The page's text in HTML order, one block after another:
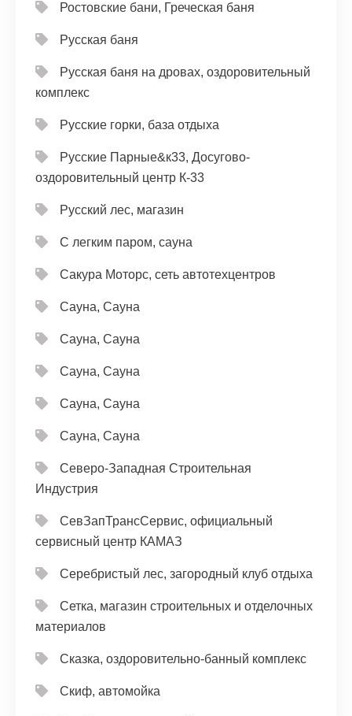
Ростовские бани, Греческая баня
Русская баня
Русская баня на дровах, оздоровительный
комплекс
Русские горки, база отдыха
Русские Парные&к33, Досугово-
оздоровительный центр К-33
Русский лес, магазин
С легким паром, сауна
Сакура Моторс, сеть автотехцентров
Сауна, Сауна
Сауна, Сауна
Сауна, Сауна
Сауна, Сауна
Сауна, Сауна
Северо-Западная Строительная
Индустрия
СевЗапТрансСервис, официальный
сервисный центр КАМАЗ
Серебристый лес, загородный клуб отдыха
Сетка, магазин строительных и отделочных
материалов
Сказка, оздоровительно-банный комплекс
Скиф, автомойка